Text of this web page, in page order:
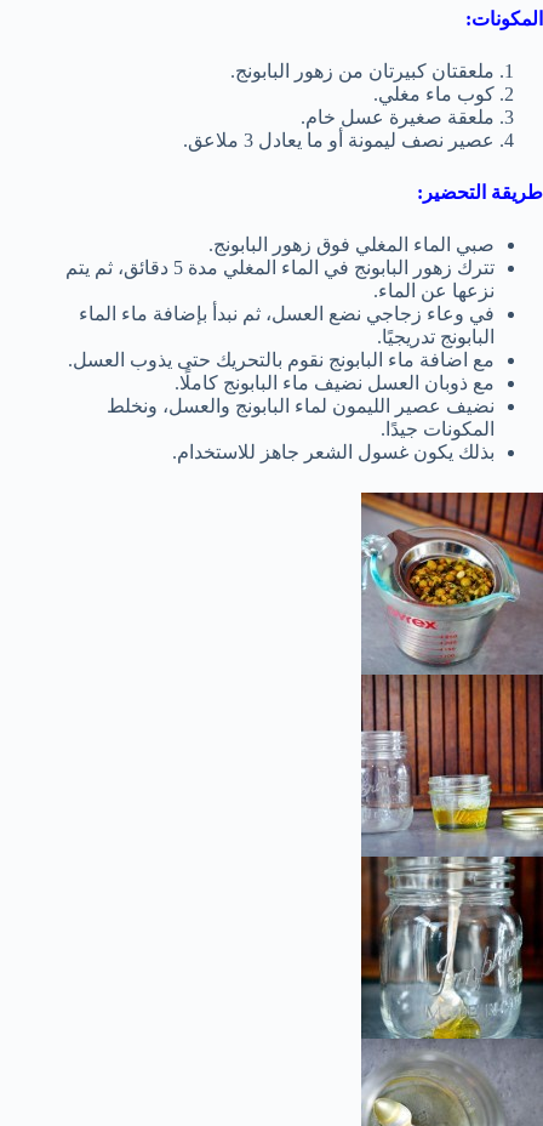
المكونات:
ملعقتان كبيرتان من زهور البابونج.
كوب ماء مغلي.
ملعقة صغيرة عسل خام.
عصير نصف ليمونة أو ما يعادل 3 ملاعق.
طريقة التحضير:
صبي الماء المغلي فوق زهور البابونج.
تترك زهور البابونج في الماء المغلي مدة 5 دقائق، ثم يتم
نزعها عن الماء.
في وعاء زجاجي نضع العسل، ثم نبدأ بإضافة ماء الماء
البابونج تدريجيًا.
مع اضافة ماء البابونج نقوم بالتحريك حتى يذوب العسل.
مع ذوبان العسل نضيف ماء البابونج كاملًا.
نضيف عصير الليمون لماء البابونج والعسل، ونخلط
المكونات جيدًا.
بذلك يكون غسول الشعر جاهز للاستخدام.